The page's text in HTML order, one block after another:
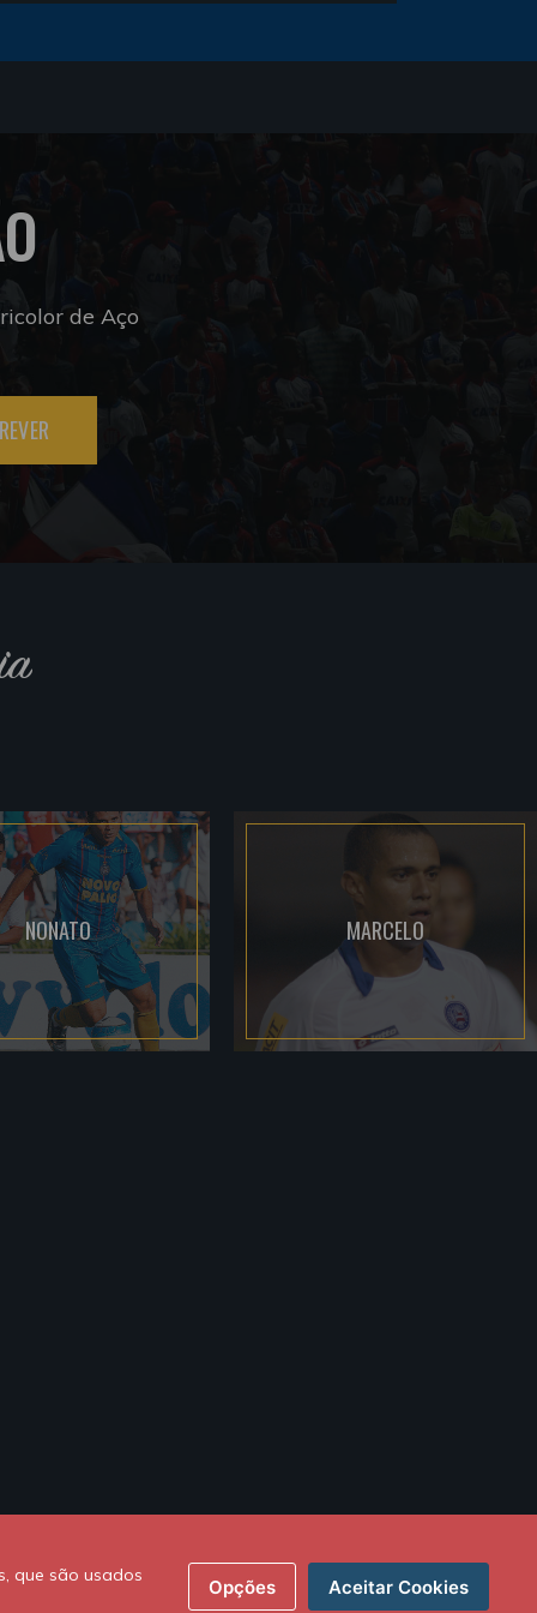
de Aço
NONATO MARCELO
que são usados
Opções Aceitar Cookies